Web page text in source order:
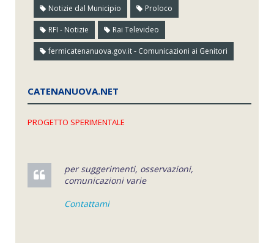
Notizie dal Municipio Proloco
RFI - Notizie Rai Televideo
fermicatenanuova.gov.it - Comunicazioni ai Genitori
CATENANUOVA.NET
PROGETTO SPERIMENTALE
per suggerimenti, osservazioni,
comunicazioni varie
Contattami